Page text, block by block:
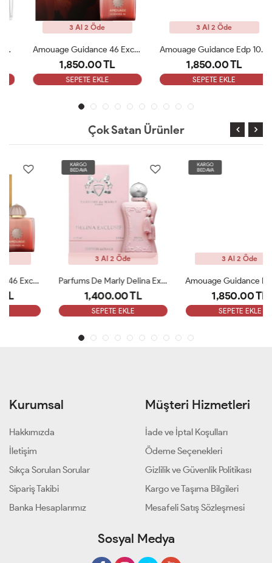
3 Al 2 Öde
Amouage Guidance 46 Exceptional Extrait 100ml Kadın Parfüm ARC
1,850.00 TL
SEPETE EKLE
3 Al 2 Öde
Amouage Guidance Edp 100 Ml Bayan Parfüm ARC
1,850.00 TL
SEPETE EKLE
Çok Satan Ürünler
KARGO
BEDAVA
Parfums De Marly Delina Exclusive EDP Kadın 75ml Parfüm ARC
1,400.00 TL
SEPETE EKLE
KARGO
BEDAVA
Amouage Guidance Edp 100 Ml Bayan Parfüm ARC
1,850.00 TL
SEPETE EKLE
Kurumsal
Hakkımızda
İletişim
Sıkça Sorulan Sorular
Sipariş Takibi
Banka Hesaplarımız
Müşteri Hizmetleri
İade ve İptal Koşulları
Ödeme Seçenekleri
Gizlilik ve Güvenlik Politikası
Kargo ve Taşıma Bilgileri
Mesafeli Satış Sözleşmesi
Sosyal Medya